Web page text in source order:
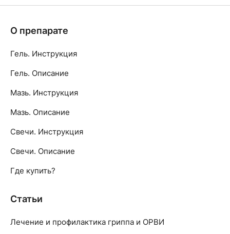
О препарате
Гель. Инструкция
Гель. Описание
Мазь. Инструкция
Мазь. Описание
Свечи. Инструкция
Свечи. Описание
Где купить?
Статьи
Лечение и профилактика гриппа и ОРВИ